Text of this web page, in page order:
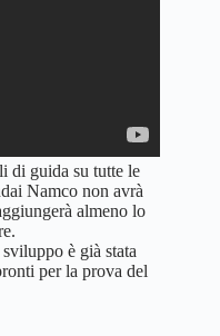
di guida su tutte le
Namco non avrà
almeno lo
è già stata
per la prova del